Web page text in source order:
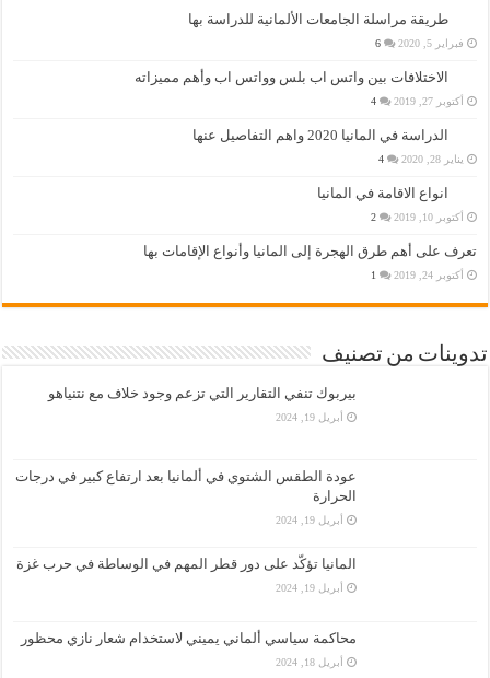
طريقة مراسلة الجامعات الألمانية للدراسة بها
فبراير 5, 2020 6
الاختلافات بين واتس اب بلس وواتس اب وأهم مميزاته
أكتوبر 27, 2019 4
الدراسة في المانيا 2020 واهم التفاصيل عنها
يناير 28, 2020 4
انواع الاقامة في المانيا
أكتوبر 10, 2019 2
تعرف على أهم طرق الهجرة إلى المانيا وأنواع الإقامات بها
أكتوبر 24, 2019 1
تدوينات من تصنيف
بيربوك تنفي التقارير التي تزعم وجود خلاف مع نتنياهو
أبريل 19, 2024
عودة الطقس الشتوي في ألمانيا بعد ارتفاع كبير في درجات
الحرارة
أبريل 19, 2024
المانيا تؤكّد على دور قطر المهم في الوساطة في حرب غزة
أبريل 19, 2024
محاكمة سياسي ألماني يميني لاستخدام شعار نازي محظور
أبريل 18, 2024